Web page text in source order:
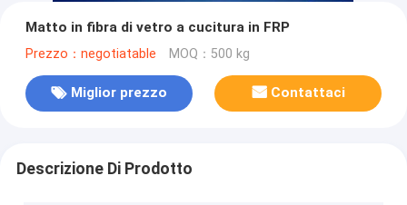
Matto in fibra di vetro a cucitura in FRP
Prezzo：negotiatable MOQ：500 kg
Miglior prezzo Contattaci
Descrizione Di Prodotto